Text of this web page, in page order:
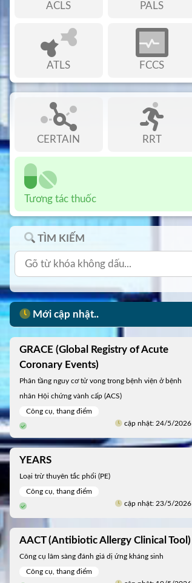
ACLS PALS
ATLS FCCS
CERTAIN RRT
Tương tác thuốc
TÌM KIẾM
Mới cập nhật..
GRACE (Global Registry of Acute
Coronary Events)
Phân tầng nguy cơ tử vong trong bệnh viện ở bệnh
nhân Hội chứng vành cấp (ACS)
Công cụ, thang điểm
cập nhật: 24/5/2026
YEARS
Loại trừ thuyên tắc phổi (PE)
Công cụ, thang điểm
cập nhật: 23/5/2026
AACT (Antibiotic Allergy Clinical Tool)
Công cụ lâm sàng đánh giá dị ứng kháng sinh
Công cụ, thang điểm